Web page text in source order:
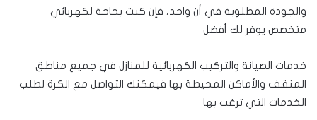
والجودة المطلوبة في أن واحد، فإن كنت بحاجة لكهربائي
متخصص يوفر لك أفضل
خدمات الصيانة والتركيب الكهربائية للمنازل في جميع مناطق
المنقف والأماكن المحيطة بها فيمكنك التواصل مع الكرة لطلب
الخدمات التي ترغب بها